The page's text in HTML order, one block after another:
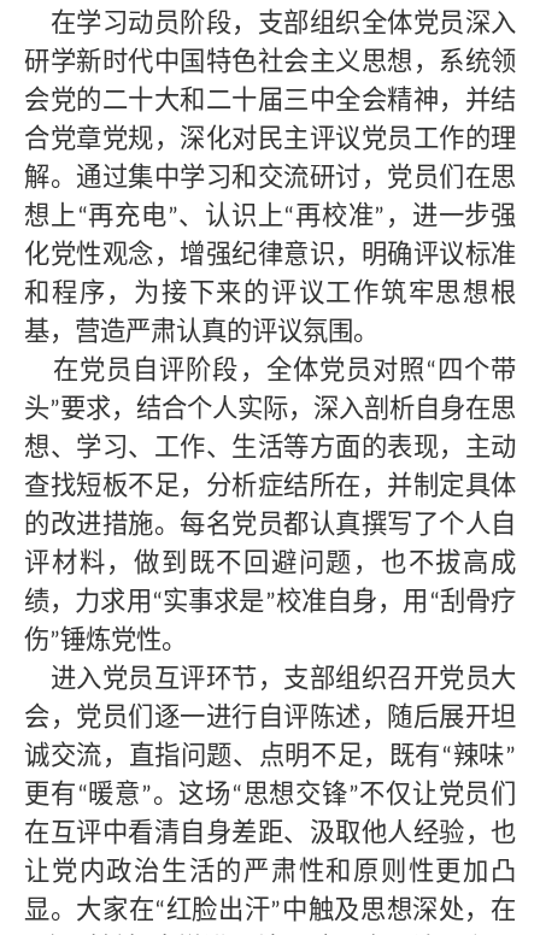
在学习动员阶段，支部组织全体党员深入
研学新时代中国特色社会主义思想，系统领
会党的二十大和二十届三中全会精神，并结
合党章党规，深化对民主评议党员工作的理
解。通过集中学习和交流研讨，党员们在思
想上 “再充电”、认识上“再校准” ，进一步强
化党性观念，增强纪律意识，明确评议标准
和程序，为接下来的评议工作筑牢思想根
基，营造严肃认真的评议氛围。
在党员自评阶段，全体党员对照“ 四个带
头”要求，结合个人实际，深入剖析自身在思
想、学习、工作、生活等方面的表现，主动
查找短板不足，分析症结所在，并制定具体
的改进措施。每名党员都认真撰写了个人自
评材料，做到既不回避问题，也不拔高成
绩，力求用 “实事求是”校准自身，用 “刮骨疗
伤”锤炼党性。
进入党员互评环节，支部组织召开党员大
会，党员们逐一进行自评陈述，随后展开坦
诚交流，直指问题、点明不足，既有“辣味”
更有“暖意”。这场“思想交锋”不仅让党员们
在互评中看清自身差距、汲取他人经验，也
让党内政治生活的严肃性和原则性更加凸
显。大家在“红脸出汗”中触及思想深处，在